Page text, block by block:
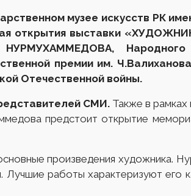
музее искусств РК
открытия выставки
Народного
премии им.
Отечественной войны.
СМИ. Также в рамках
предстоит открытие
произведения художника.
работы характеризуют его